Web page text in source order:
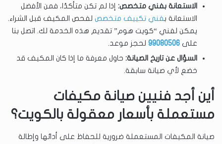
الاستعانة بفني متخصص: إذا لم تكن متأكدًا، فمن الأفضل
الاستعانة بفني تكييف متخصص لفحص المكيف قبل الشراء.
يمكن لفني “كويت هوم” تقديم هذه الخدمة لك. اتصل بنا
على 99080506 لحجز موعد.
السؤال عن تاريخ الصيانة: حاول معرفة ما إذا كان المكيف قد
خضع لأي صيانة سابقة.
أين أجد فنيين صيانة مكيفات
مستعملة بأسعار معقولة بالكويت؟
صيانة المكيفات المستعملة ضرورية للحفاظ على أدائها وإطالة